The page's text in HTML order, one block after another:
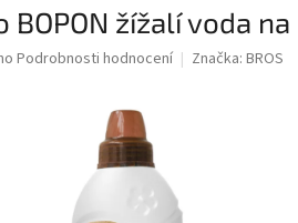
BOPON žížalí voda
Podrobnosti hodnocení Značka: BROS